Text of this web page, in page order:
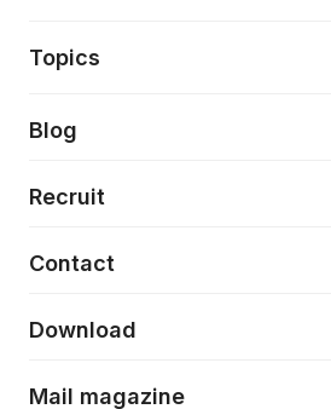
モダナイゼーション
特徴量エンジニアリングと生成AI
デザインシステム構築支援
フロントエンド開発
About
当社が目指しているもの
Topics
Press release
News
Event/Seminer
Blog
Recruit
Contact
Download
Mail magazine